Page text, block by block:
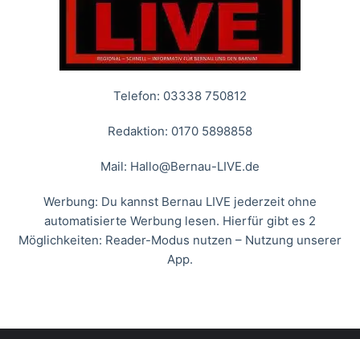
Telefon: 03338 750812
Redaktion: 0170 5898858
Mail: Hallo@Bernau-LIVE.de
Werbung: Du kannst Bernau LIVE jederzeit ohne
automatisierte Werbung lesen. Hierfür gibt es 2
Möglichkeiten: Reader-Modus nutzen – Nutzung unserer
App.